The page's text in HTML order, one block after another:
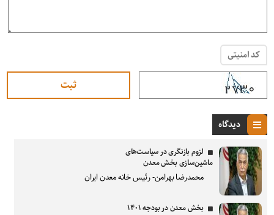
کد امنیتی
دیدگاه
لزوم بازنگری در سیاست‌های
ماشین‌سازی بخش معدن
محمدرضا بهرامن- رئیس خانه معدن ایران
بخش معدن در بودجه ۱۴۰۱